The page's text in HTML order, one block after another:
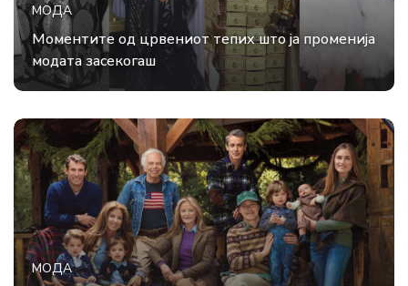
МОДА
Моментите од црвениот тепих што ја променија
модата засекогаш
МОДА